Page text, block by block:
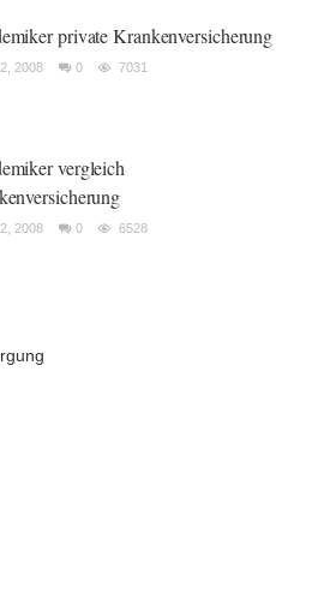
private Krankenversicherung
2008 0 7031
vergleich
2008 0 6528